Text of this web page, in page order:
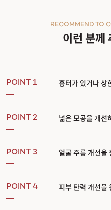
이런 분께
RECOMMEND TO
POINT 1 흉터가 있거나 상
POINT 2 넓은 모공을 개선
POINT 3 얼굴 주름 개선을
POINT 4 피부 탄력 개선을